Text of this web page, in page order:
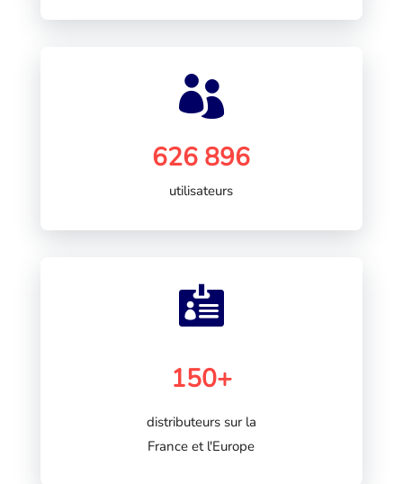

626 896
utilisateurs

150+
distributeurs sur la
France et l'Europe